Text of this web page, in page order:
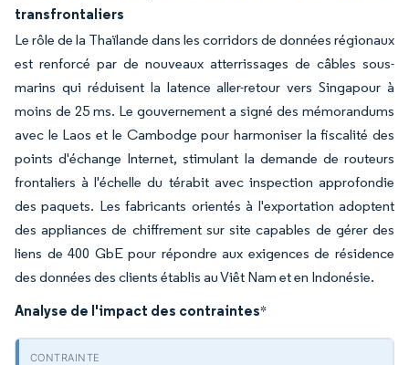
transfrontaliers
Le rôle de la Thaïlande dans les corridors de données régionaux
est renforcé par de nouveaux atterrissages de câbles sous-
marins qui réduisent la latence aller-retour vers Singapour à
moins de 25 ms. Le gouvernement a signé des mémorandums
avec le Laos et le Cambodge pour harmoniser la fiscalité des
points d'échange Internet, stimulant la demande de routeurs
frontaliers à l'échelle du térabit avec inspection approfondie
des paquets. Les fabricants orientés à l'exportation adoptent
des appliances de chiffrement sur site capables de gérer des
liens de 400 GbE pour répondre aux exigences de résidence
des données des clients établis au Viêt Nam et en Indonésie.
Analyse de l'impact des contraintes*